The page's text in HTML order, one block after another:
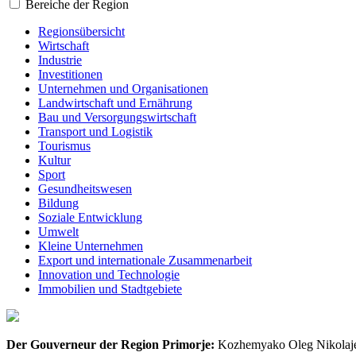
Bereiche der Region
Regionsübersicht
Wirtschaft
Industrie
Investitionen
Unternehmen und Organisationen
Landwirtschaft und Ernährung
Bau und Versorgungswirtschaft
Transport und Logistik
Tourismus
Kultur
Sport
Gesundheitswesen
Bildung
Soziale Entwicklung
Umwelt
Kleine Unternehmen
Export und internationale Zusammenarbeit
Innovation und Technologie
Immobilien und Stadtgebiete
Der Gouverneur der Region Primorje: Kozhemyako Oleg